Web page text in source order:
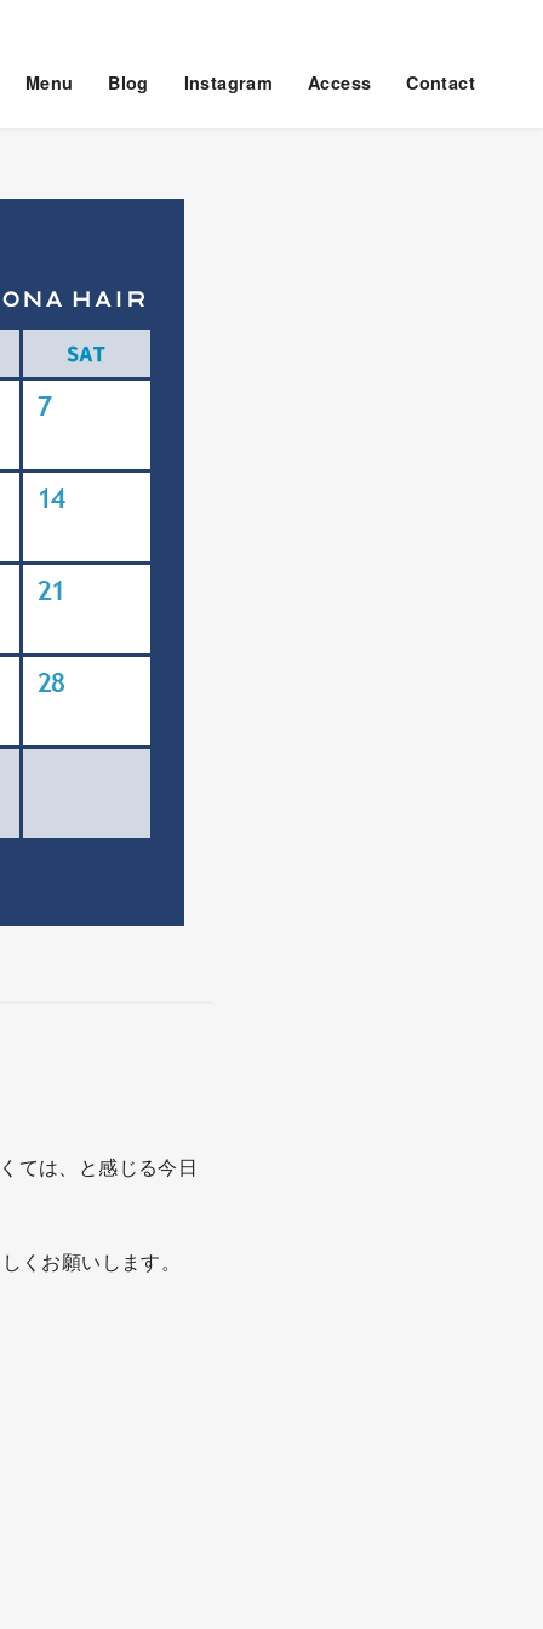
Menu Blog Instagram Access Contact
ては、と感じる今日
くお願いします。